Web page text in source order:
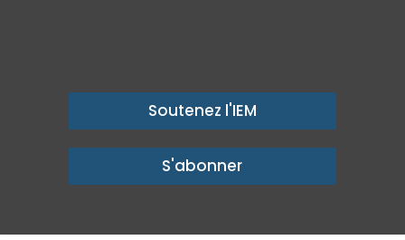
Soutenez l'IEM
S'abonner